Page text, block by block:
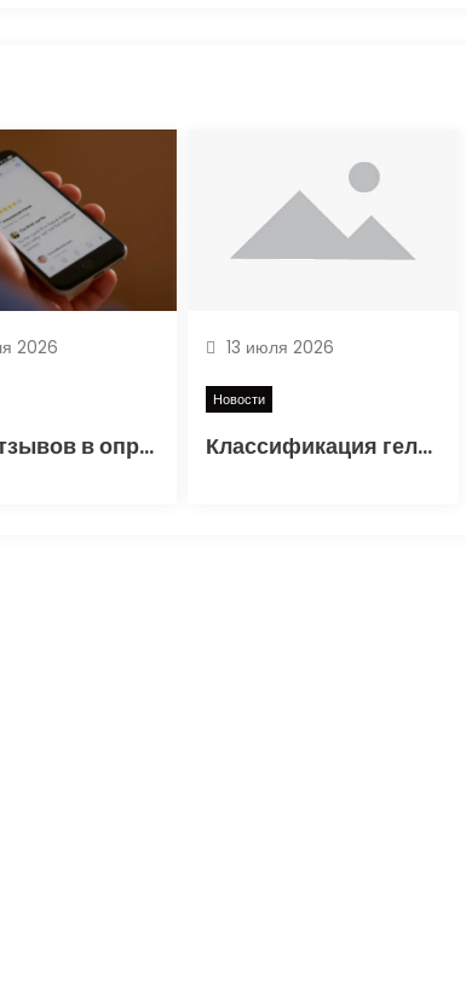
2026
Роль отзывов в определении надёжности и качества обслуживания страховых компаний
13 июля 2026
Новости
Классификация гель-лаков, особенности состава и критерии выбора